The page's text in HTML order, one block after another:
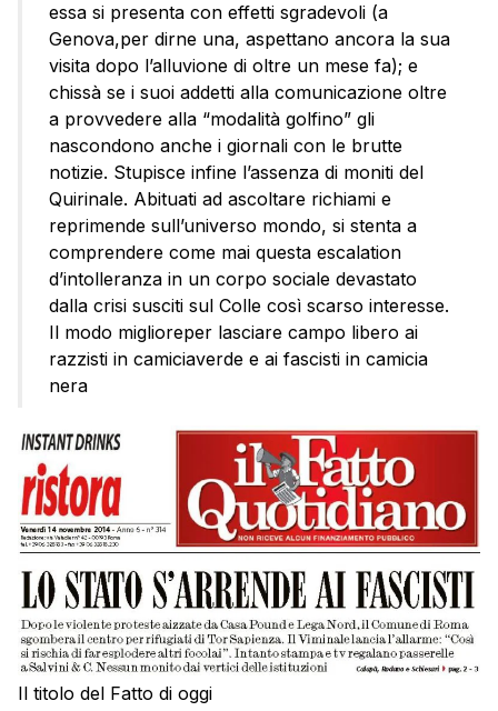
essa si presenta con effetti sgradevoli (a
Genova,per dirne una, aspettano ancora la sua
visita dopo l’alluvione di oltre un mese fa); e
chissà se i suoi addetti alla comunicazione oltre
a provvedere alla “modalità golfino” gli
nascondono anche i giornali con le brutte
notizie. Stupisce infine l’assenza di moniti del
Quirinale. Abituati ad ascoltare richiami e
reprimende sull’universo mondo, si stenta a
comprendere come mai questa escalation
d’intolleranza in un corpo sociale devastato
dalla crisi susciti sul Colle così scarso interesse.
Il modo miglioreper lasciare campo libero ai
razzisti in camiciaverde e ai fascisti in camicia
nera
Il titolo del Fatto di oggi